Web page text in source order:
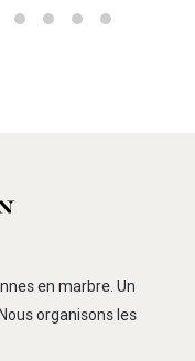
en marbre. Un
organisons les